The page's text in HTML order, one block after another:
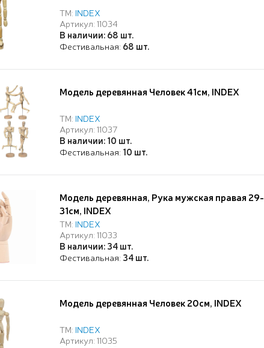
ТМ: INDEX
Артикул: 11034
В наличии: 68 шт.
Фестивальная: 68 шт.
Модель деревянная Человек 41см, INDEX
ТМ: INDEX
Артикул: 11037
В наличии: 10 шт.
Фестивальная: 10 шт.
Модель деревянная, Рука мужская правая 29-
31см, INDEX
ТМ: INDEX
Артикул: 11033
В наличии: 34 шт.
Фестивальная: 34 шт.
Модель деревянная Человек 20см, INDEX
ТМ: INDEX
Артикул: 11035